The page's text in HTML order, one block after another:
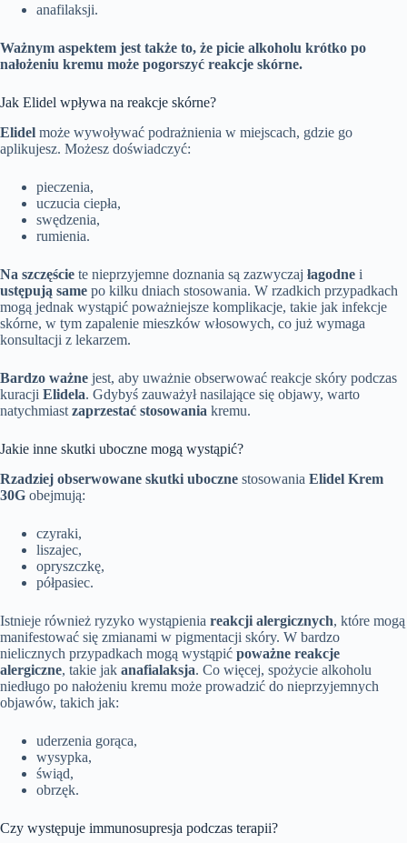
anafilaksji.
Ważnym aspektem jest także to, że picie alkoholu krótko po
nałożeniu kremu może pogorszyć reakcje skórne.
Jak Elidel wpływa na reakcje skórne?
Elidel może wywoływać podrażnienia w miejscach, gdzie go
aplikujesz. Możesz doświadczyć:
pieczenia,
uczucia ciepła,
swędzenia,
rumienia.
Na szczęście te nieprzyjemne doznania są zazwyczaj łagodne i
ustępują same po kilku dniach stosowania. W rzadkich przypadkach
mogą jednak wystąpić poważniejsze komplikacje, takie jak infekcje
skórne, w tym zapalenie mieszków włosowych, co już wymaga
konsultacji z lekarzem.
Bardzo ważne jest, aby uważnie obserwować reakcje skóry podczas
kuracji Elidela. Gdybyś zauważył nasilające się objawy, warto
natychmiast zaprzestać stosowania kremu.
Jakie inne skutki uboczne mogą wystąpić?
Rzadziej obserwowane skutki uboczne stosowania Elidel Krem
30G obejmują:
czyraki,
liszajec,
opryszczkę,
półpasiec.
Istnieje również ryzyko wystąpienia reakcji alergicznych, które mogą
manifestować się zmianami w pigmentacji skóry. W bardzo
nielicznych przypadkach mogą wystąpić poważne reakcje
alergiczne, takie jak anafialaksja. Co więcej, spożycie alkoholu
niedługo po nałożeniu kremu może prowadzić do nieprzyjemnych
objawów, takich jak:
uderzenia gorąca,
wysypka,
świąd,
obrzęk.
Czy występuje immunosupresja podczas terapii?